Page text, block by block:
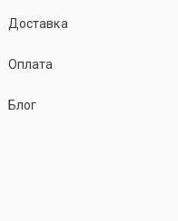
Доставка
Оплата
Блог